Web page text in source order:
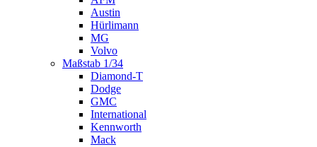
Austin
Hürlimann
MG
Volvo
Maßstab 1/34
Diamond-T
Dodge
GMC
International
Kennworth
Mack